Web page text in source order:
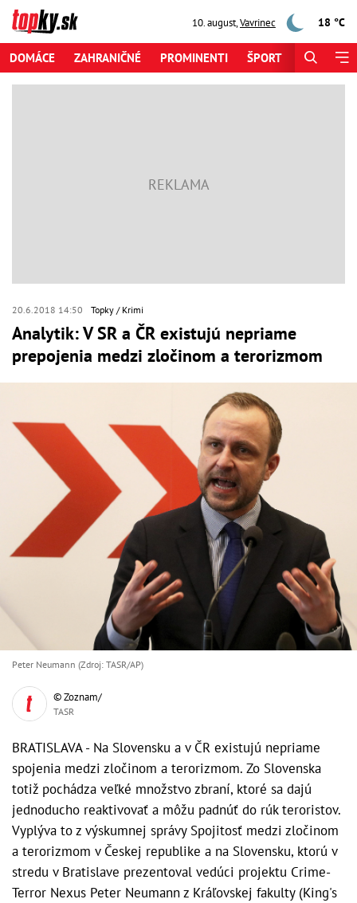
10. august,Vavrinec 18 °C
DOMÁCE ZAHRANIČNÉ PROMINENTI ŠPORT
20.6.2018 14:50 Topky Krimi
Analytik: V SR a ČR existujú nepriame
prepojenia medzi zločinom a terorizmom
Peter Neumann (Zdroj: TASR/AP)
© Zoznam/
TASR
BRATISLAVA - Na Slovensku a v ČR existujú nepriame
spojenia medzi zločinom a terorizmom. Zo Slovenska
totiž pochádza veľké množstvo zbraní, ktoré sa dajú
jednoducho reaktivovať a môžu padnúť do rúk teroristov.
Vyplýva to z výskumnej správy Spojitosť medzi zločinom
a terorizmom v Českej republike a na Slovensku, ktorú v
stredu v Bratislave prezentoval vedúci projektu Crime-
Terror Nexus Peter Neumann z Kráľovskej fakulty (King's